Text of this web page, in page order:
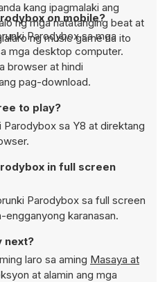
kang ipagmalaki ang
ng mga natatanging beat at
ng music game na ito
on mobile?
Parodybox sa mga
mga desktop computer.
browser at hindi
pag-download.
to play?
Parodybox sa Y8 at direktang
in full screen
Parodybox sa full screen
engganyong karanasan.
next?
laro sa aming Masaya at
at alamin ang mga